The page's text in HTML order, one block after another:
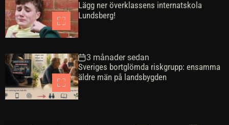
Lägg ner överklassens internatskola
Lundsberg!
3 månader sedan
Sveriges bortglömda riskgrupp: ensamma
äldre män på landsbygden